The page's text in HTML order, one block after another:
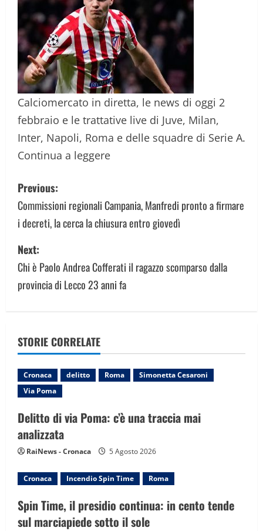
Calciomercato in diretta, le news di oggi 2
febbraio e le trattative live di Juve, Milan,
Inter, Napoli, Roma e delle squadre di Serie A.
Continua a leggere
P
o
s
t
n
i
g
a
t
i
o
n
Previous:
Commissioni regionali Campania, Manfredi pronto a firmare
i decreti, la cerca la chiusura entro giovedì
Next:
Chi è Paolo Andrea Cofferati il ragazzo scomparso dalla
provincia di Lecco 23 anni fa
STORIE CORRELATE
Cronaca delitto Roma
Simonetta Cesaroni
Via Poma
Delitto di via Poma: c’è una traccia mai
analizzata
RaiNews - Cronaca 5 Agosto 2026
Cronaca Incendio Spin Time Roma
Spin Time, il presidio continua: in cento tende
sul marciapiede sotto il sole